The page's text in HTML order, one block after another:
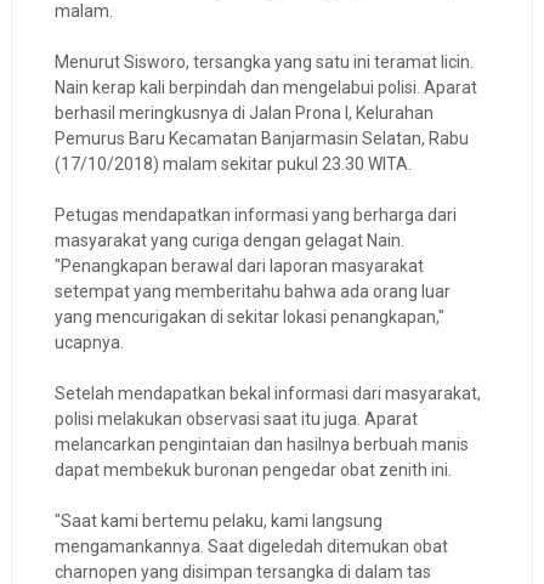
malam.
Menurut Sisworo, tersangka yang satu ini teramat licin.
Nain kerap kali berpindah dan mengelabui polisi. Aparat
berhasil meringkusnya di Jalan Prona I, Kelurahan
Pemurus Baru Kecamatan Banjarmasin Selatan, Rabu
(17/10/2018) malam sekitar pukul 23.30 WITA.
Petugas mendapatkan informasi yang berharga dari
masyarakat yang curiga dengan gelagat Nain.
"Penangkapan berawal dari laporan masyarakat
setempat yang memberitahu bahwa ada orang luar
yang mencurigakan di sekitar lokasi penangkapan,"
ucapnya.
Setelah mendapatkan bekal informasi dari masyarakat,
polisi melakukan observasi saat itu juga. Aparat
melancarkan pengintaian dan hasilnya berbuah manis
dapat membekuk buronan pengedar obat zenith ini.
"Saat kami bertemu pelaku, kami langsung
mengamankannya. Saat digeledah ditemukan obat
charnopen yang disimpan tersangka di dalam tas